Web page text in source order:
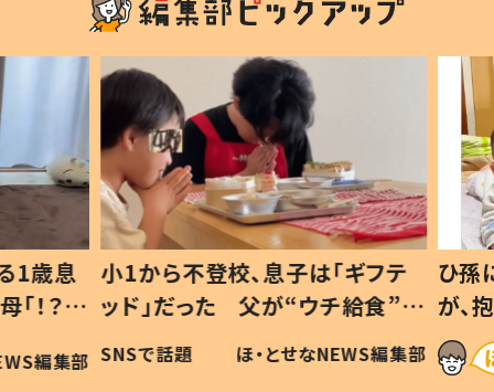
歳息
？」
編集部
小1から不登校、息子は「ギフテ
ッド」だった 父が“ウチ給食”を
作り続ける理由とは #令和の親
#令和の子
SNSで話題 ほ・とせなNEWS編集部
ひ孫
が、抱
「涙が
い」